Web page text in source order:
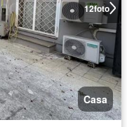
12foto
Casa